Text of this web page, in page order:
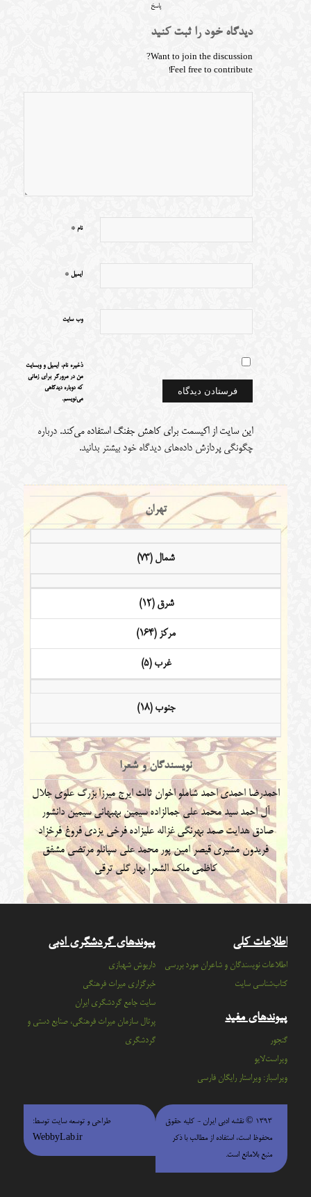
پاسخ
دیدگاه خود را ثبت کنید
Want to join the discussion?
Feel free to contribute!
نام *
ایمیل *
وب‌ سایت
ذخیره نام، ایمیل و وبسایت
من در مرورگر برای زمانی
که دوباره دیدگاهی
می‌نویسم.
این سایت از اکیسمت برای کاهش جفنگ استفاده می‌کند. درباره
چگونگی پردازش داده‌های دیدگاه خود بیشتر بدانید.
تهران
شمال (73)
شرق (12)
مرکز (164)
غرب (5)
جنوب (18)
نویسندگان و شعرا
احمدرضا احمدیاحمد شاملو اخوان ثالثایرج میرزابزرگ علوی جلال
آل احمدسید محمد علی جمالزادهسیمین بهبهانیسیمین دانشور
صادق هدایتصمد بهرنگی غزاله علیزادهفرخی یزدی فروغ فرخزاد
فریدون مشیری قیصر امین پورمحمد علی سپانلومرتضی مشفق
کاظمی ملک الشعرا بهار گلی ترقی
اطلاعات کلی
اطلاعات نویسندگان و شاعران مورد بررسی
کتاب‌شناسی سایت
پیوندهای مفید
گنجور
ویراست‌لایو
ویراسباز: ویراستار رایگان فارسی
پیوندهای گردشگری ادبی
داریوش شهبازی
خبرگزاری میراث فرهنگی
سايت جامع گردشگري ايران
پرتال سازمان ميراث فرهنگي، صنايع دستي و
گردشگري
۱۳۹۳ © نقشه ادبی ایران - كليه حقوق
محفوظ است، استفاده از مطالب با ذكر
منبع بلامانع است.
طراحی و توسعه سایت توسط:
WebbyLab.ir